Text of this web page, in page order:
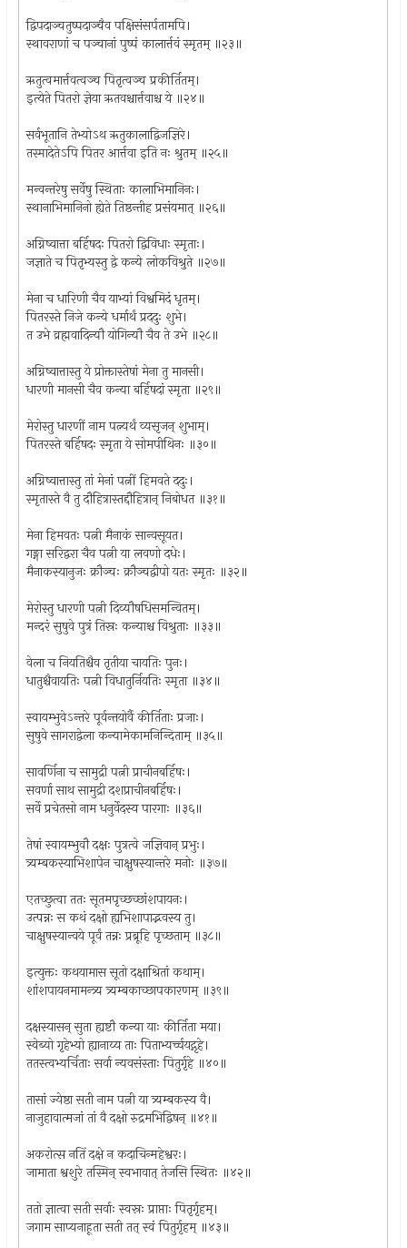
द्विपदाञ्चतुष्पदाञ्चैव पक्षिसंसर्पतामपि।
स्थावराणां च पञ्चानां पुष्पं कालार्त्तवं स्मृतम् ॥२३॥
ऋतुत्वमार्त्तवत्वञ्च पितृत्वञ्च प्रकीर्तितम्।
इत्येते पितरो ज्ञेया ऋतवश्चार्त्तवाश्च ये ॥२४॥
सर्वभूतानि तेभ्योऽथ ऋतुकालाद्विजज्ञिरे।
तस्मादेतेऽपि पितर आर्त्तवा इति नः श्रुतम् ॥२५॥
मन्वन्तरेषु सर्वेषु स्थिताः कालाभिमानिनः।
स्थानाभिमानिनो ह्येते तिष्ठन्तीह प्रसंयमात् ॥२६॥
अग्निष्वात्ता बर्हिषदः पितरो द्विविधाः स्मृताः।
जज्ञाते च पितृभ्यस्तु द्वे कन्ये लोकविश्रुते ॥२७॥
मेना च धारिणी चैव याभ्यां विश्वमिदं धृतम्।
पितरस्ते निजे कन्ये धर्मार्थं प्रददुः शुभे।
त उभे व्रह्मवादिन्यौ योगिन्यौ चैव ते उभे ॥२८॥
अग्निष्वात्तास्तु ये प्रोक्तास्तेषां मेना तु मानसी।
धारणी मानसी चैव कन्या बर्हिषदां स्मृता ॥२९॥
मेरोस्तु धारणीं नाम पत्न्यर्थं व्यसृजन् शुभाम्।
पितरस्ते बर्हिषदः स्मृता ये सोमपीथिनः ॥३०॥
अग्निष्वात्तास्तु तां मेनां पत्नीं हिमवते ददुः।
स्मृतास्ते वै तु दौहित्रास्तद्दौहित्रान् निबोधत ॥३१॥
मेना हिमवतः पत्नी मैनाकं सान्वसूयत।
गङ्गा सरिद्वरा चैव पत्नी या लवणो दधेः।
मैनाकस्यानुजः क्रौञ्चः क्रौञ्चद्वीपो यतः स्मृतः ॥३२॥
मेरोस्तु धारणी पत्नी दिव्यौषधिसमन्वितम्।
मन्दरं सुषुवे पुत्रं तिस्रः कन्याश्च विश्रुताः ॥३३॥
वेला च नियतिश्चैव तृतीया चायतिः पुनः।
धातुश्चैवायतिः पत्नी विधातुर्नियतिः स्मृता ॥३४॥
स्वायम्भुवेऽन्तरे पूर्वन्तयोर्वै कीर्तिताः प्रजाः।
सुषुवे सागराद्वेला कन्यामेकामनिन्दिताम् ॥३५॥
सावर्णिना च सामुद्री पत्नी प्राचीनबर्हिषः।
सवर्णा साथ सामुद्री दशप्राचीनबर्हिषः।
सर्वे प्रचेतसो नाम धनुर्वेदस्य पारगाः ॥३६॥
तेषां स्वायम्भुवौ दक्षः पुत्रत्वे जज्ञिवान् प्रभुः।
त्र्यम्बकस्याभिशापेन चाक्षुषस्यान्तरे मनोः ॥३७॥
एतच्छुत्वा ततः सूतमपृच्छच्छांशपायनः।
उत्पन्नः स कथं दक्षो ह्यभिशापाद्भवस्य तु।
चाक्षुषस्यान्वये पूर्वं तन्नः प्रब्रूहि पृच्छताम् ॥३८॥
इत्युक्तः कथयामास सूतो दक्षाश्रितां कथाम्।
शांशपायनमामन्त्र्य त्र्यम्बकाच्छापकारणम् ॥३९॥
दक्षस्यासन् सुता ह्यष्टौ कन्या याः कीर्तिता मया।
स्वेब्यो गृहेभ्यो ह्यानाय्य ताः पिताभ्यर्च्चयद्गृहे।
ततस्त्वभ्यर्चिताः सर्वा न्यवसंस्ताः पितुर्गृहे ॥४०॥
तासां ज्येष्ठा सती नाम पत्नी या त्र्यम्बकस्य वै।
नाजुहावात्मजां तां वै दक्षो रुद्रमभिद्विषन् ॥४१॥
अकरोत्स नतिं दक्षे न कदाचिन्महेश्वरः।
जामाता श्वशुरे तस्मिन् स्वभावात् तेजसि स्थितः ॥४२॥
ततो ज्ञात्वा सती सर्वाः स्वस्रः प्राप्ताः पितृर्गृहम्।
जगाम साप्यनाहूता सती तत् स्वं पितुर्गृहम् ॥४३॥